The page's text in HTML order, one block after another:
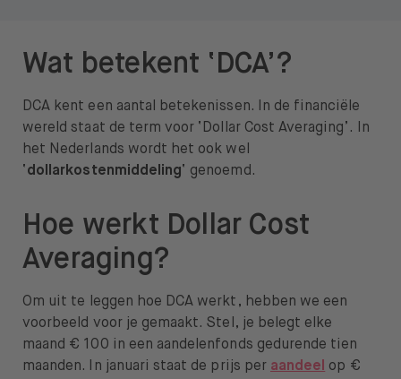
Wat betekent ‘DCA’?
DCA kent een aantal betekenissen. In de financiële
wereld staat de term voor ‘Dollar Cost Averaging’. In
het Nederlands wordt het ook wel
‘dollarkostenmiddeling‘ genoemd.
Hoe werkt Dollar Cost
Averaging?
Om uit te leggen hoe DCA werkt, hebben we een
voorbeeld voor je gemaakt. Stel, je belegt elke
maand € 100 in een aandelenfonds gedurende tien
maanden. In januari staat de prijs per aandeel
op €